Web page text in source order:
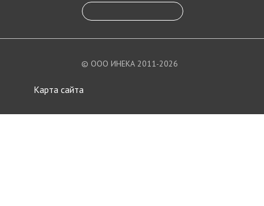
© ООО ИНЕКА 2011-2026
Карта сайта